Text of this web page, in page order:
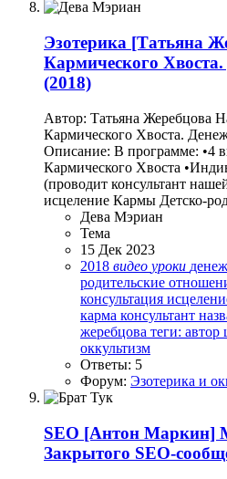
Эзотерика [Татьяна
Кармического
(2018)
Автор: Татьяна Жеребцова
Кармического Хвоста.
Описание: В программе: •4
Кармического Хвоста
(проводит консультант
исцеление Кармы Детско-
Дева Мэриан
Тема
15 Дек 2023
2018 видео уроки
родительские
консультация
карма консультант
жеребцова теги: автор
оккультизм
Ответы: 5
Форум: Эзотерика и
SEO [Антон Маркин]
Закрытого SEO-